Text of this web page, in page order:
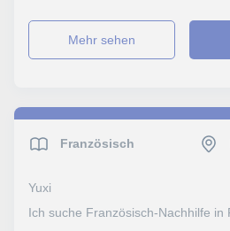
Mehr sehen
Französisch
Yuxi
Ich suche Französisch-Nachhilfe in